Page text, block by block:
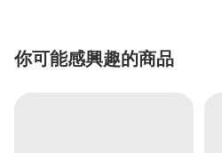
你可能感興趣的商品